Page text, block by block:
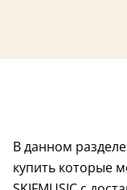
В данном
купить которые